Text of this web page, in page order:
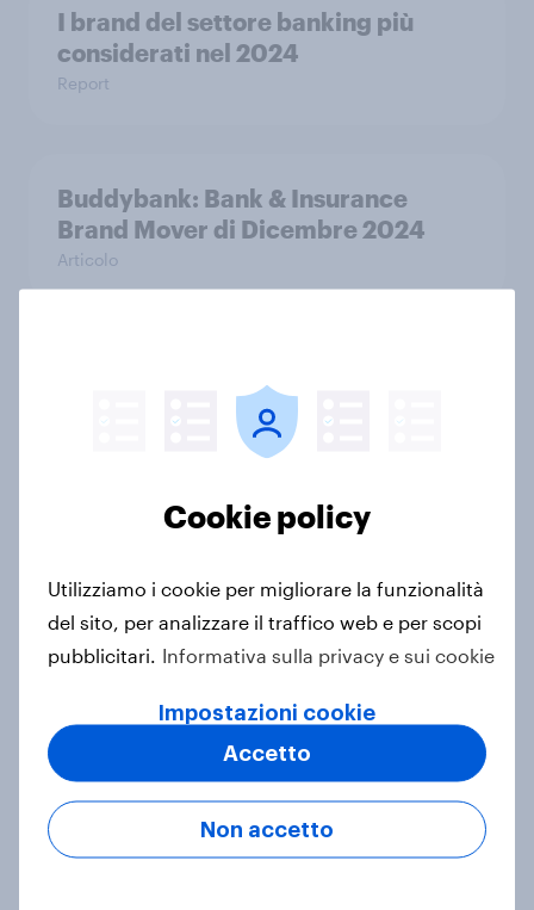
I brand del settore banking più
considerati nel 2024
Report
Buddybank: Bank & Insurance
Brand Mover di Dicembre 2024
Articolo
connected insights and audience
platform with YouGov
BBVA: Bank & Insurance Brand
Mover di Agosto 2024
How Edelman used YouGov data to
back their Cannes Lion award
winning campaign
Caso di Studio
Cookie policy
Utilizziamo i cookie per migliorare la funzionalità
del sito, per analizzare il traffico web e per scopi
pubblicitari.
Informativa sulla privacy e sui cookie
Impostazioni cookie
Non accetto
Accetto